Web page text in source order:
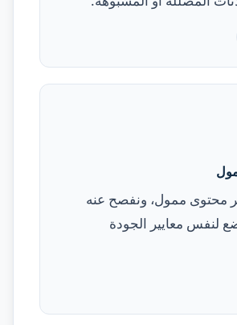
محتوى ممول، ونفصح عنه
لنفس معايير الجودة